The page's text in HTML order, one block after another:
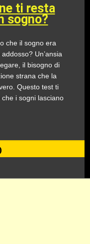
ti resta
sogno?
che il sogno era
Un’ansia
il bisogno di
strana che la
Questo test ti
i sogni lasciano